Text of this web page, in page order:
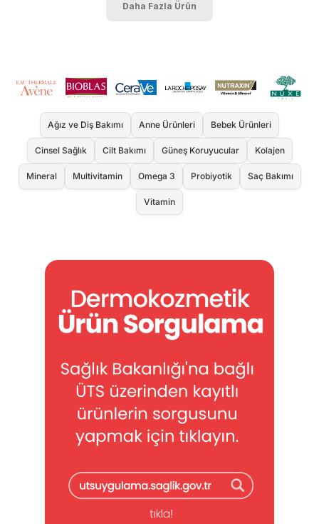
Daha Fazla Ürün
Ağız ve Diş Bakımı Anne Ürünleri Bebek Ürünleri
Cinsel Sağlık Cilt Bakımı Güneş Koruyucular Kolajen
Mineral Multivitamin Omega 3 Probiyotik Saç Bakımı
Vitamin